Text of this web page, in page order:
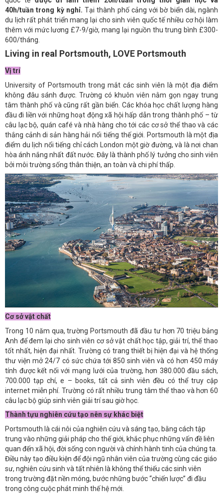
40h/tuần trong kỳ nghỉ. Tại thành phố cảng với bờ biển dài, ngành
du lịch rất phát triển mang lại cho sinh viên quốc tế nhiều cơ hội làm
thêm với mức lương £7-9/giờ, mang lại nguồn thu trung bình £300-
600/tháng.
Living in real Portsmouth, LOVE Portsmouth
Vị trí
University of Portsmouth trong mắt các sinh viên là một địa điểm
không đâu sánh được. Trường có khuôn viên nằm gọn ngay trung
tâm thành phố và cũng rất gần biển. Các khóa học chất lượng hàng
đầu đi liền với những hoạt động xã hội hấp dẫn trong thành phố – từ
câu lạc bộ, quán café và nhà hàng cho tới các cơ sở thể thao và các
thắng cảnh di sản hàng hải nổi tiếng thế giới. Portsmouth là một địa
điểm du lịch nổi tiếng chỉ cách London một giờ đường, và là nơi chan
hòa ánh nắng nhất đất nước. Đây là thành phố lý tưởng cho sinh viên
bởi môi trường sống thân thiện, an toàn và chi phí thấp.
Cơ sở vật chất
Trong 10 năm qua, trường Portsmouth đã đầu tư hơn 70 triệu bảng
Anh để đem lại cho sinh viên cơ sở vật chất học tập, giải trí, thể thao
tốt nhất, hiện đại nhất. Trường có trang thiết bị hiện đại và hệ thống
thư viện mở 24/7 có sức chứa tới 850 sinh viên và có hơn 450 máy
tính được kết nối với mạng lưới của trường, hơn 380.000 đầu sách,
700.000 tạp chí, e – books, tất cả sinh viên đều có thể truy cập
internet miễn phí. Trường có rất nhiều trung tâm thể thao và hơn 60
câu lạc bộ giúp sinh viên giải trí sau giờ học.
Thành tựu nghiên cứu tạo nên sự khác biệt
Portsmouth là cái nôi của nghiên cứu và sáng tạo, bằng cách tập
trung vào những giải pháp cho thế giới, khắc phục những vấn đề liên
quan đến xã hội, đời sống con người và chính hành tinh của chúng ta.
Điều này tạo điều kiện để đội ngũ nhân viên của trường cùng các giáo
sư, nghiên cứu sinh và tất nhiên là không thể thiếu các sinh viên
trong trường đặt nền móng, bước những bước “chiến lược” đi đầu
trong công cuộc phát minh thế hệ mới.